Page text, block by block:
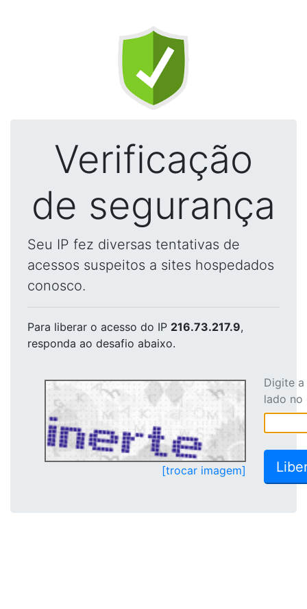
Verificação
de segurança
Seu IP fez diversas tentativas de
acessos suspeitos a sites hospedados
conosco.
Para liberar o acesso do IP 216.73.217.9,
responda ao desafio abaixo.
[trocar imagem]
Digite
lado no